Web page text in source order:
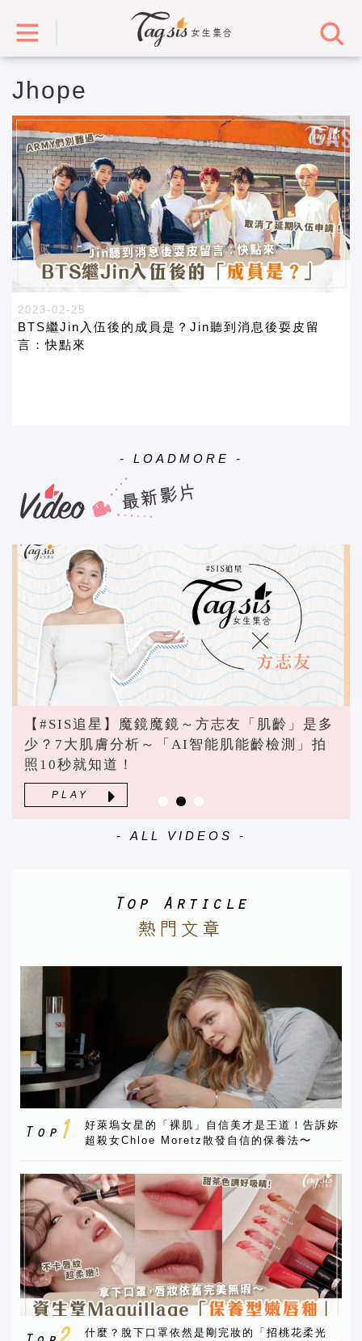
Jhope
2023-02-25
BTS繼Jin入伍後的成員是？Jin聽到消息後耍皮留
言：快點來
- LOADMORE -
【#SIS追星】魔鏡魔鏡～方志友「肌齡」是多
少？7大肌膚分析～「AI智能肌能齡檢測」拍
照10秒就知道！
PLAY
- ALL VIDEOS -
好萊塢女星的「裸肌」自信美才是王道！告訴妳
超殺女Chloe Moretz散發自信的保養法〜
什麼？脫下口罩依然是剛完妝的「招桃花柔光